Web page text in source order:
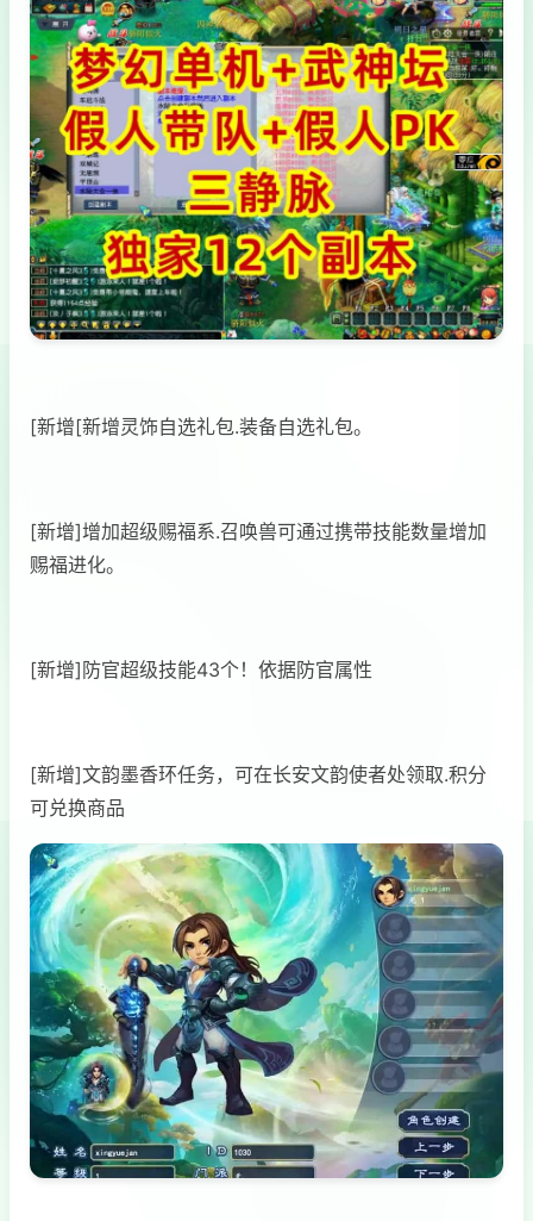
[新增[新增灵饰自选礼包.装备自选礼包。
[新增]增加超级赐福系.召唤兽可通过携带技能数量增加
赐福进化。
[新增]防官超级技能43个！依据防官属性
[新增]文韵墨香环任务，可在长安文韵使者处领取.积分
可兑换商品